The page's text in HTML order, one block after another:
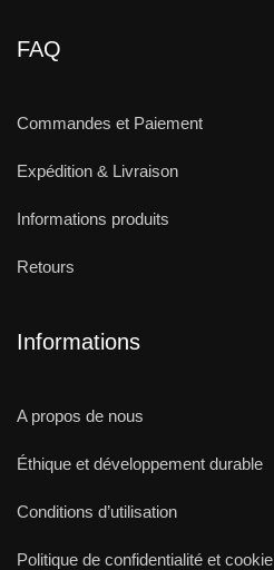
FAQ
Commandes et Paiement
Expédition & Livraison
Informations produits
Retours
Informations
A propos de nous
Éthique et développement durable
Conditions d’utilisation
Politique de confidentialité et cookie